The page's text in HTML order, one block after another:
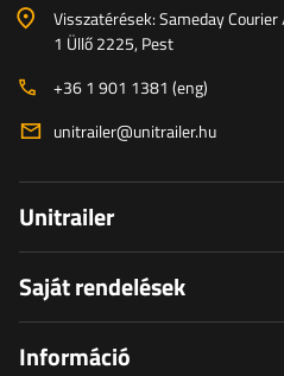
Visszatérések: Sameday
1 Üllő 2225, Pest
+36 1 901 1381 (eng)
unitrailer@unitrailer.hu
Unitrailer
Saját rendelések
Információ